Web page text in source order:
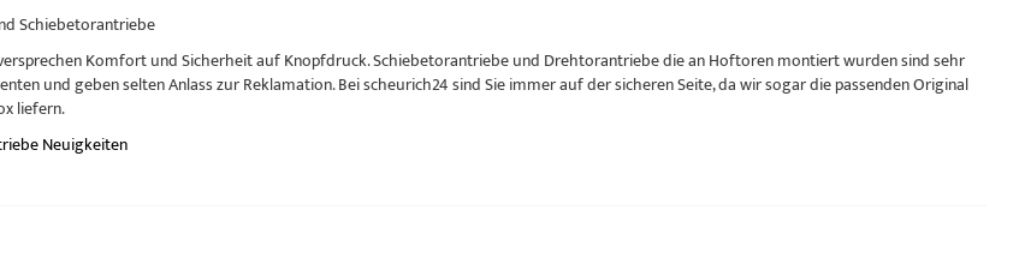
Schiebetorantriebe
Komfort und Sicherheit auf Knopfdruck. Schiebetorantriebe und Drehtorantriebe die an Hoftoren montiert wurden sind sehr
und geben selten Anlass zur Reklamation. Bei scheurich24 sind Sie immer auf der sicheren Seite, da wir sogar die passenden Original
liefern.
Neuigkeiten